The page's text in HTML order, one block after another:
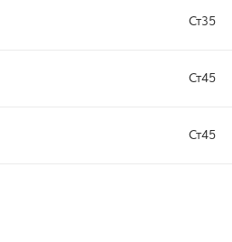
Ст35
Ст45
Ст45